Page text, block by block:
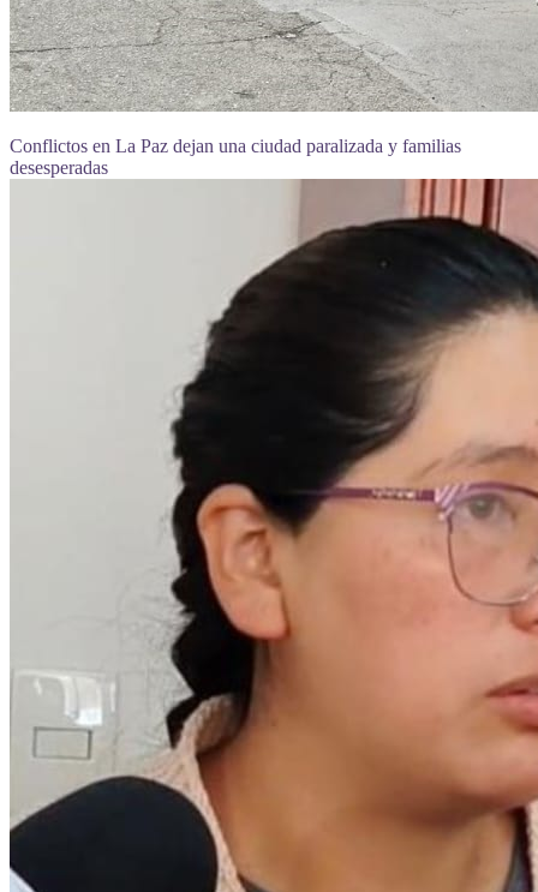
Conflictos en La Paz dejan una ciudad paralizada y familias
desesperadas